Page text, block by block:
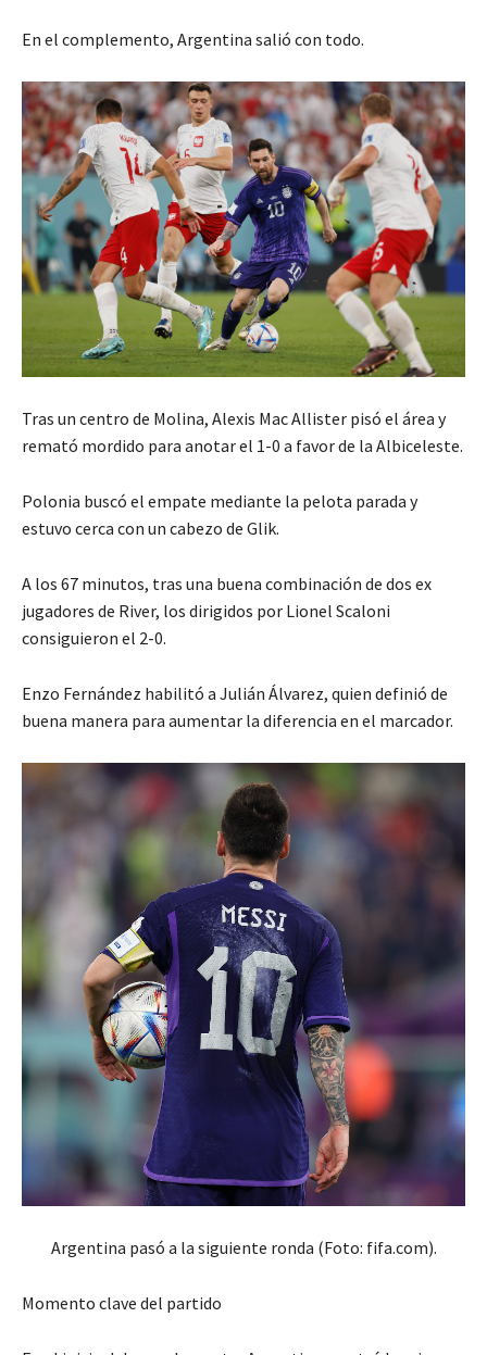
En el complemento, Argentina salió con todo.
Tras un centro de Molina, Alexis Mac Allister pisó el área y
remató mordido para anotar el 1-0 a favor de la Albiceleste.
Polonia buscó el empate mediante la pelota parada y
estuvo cerca con un cabezo de Glik.
A los 67 minutos, tras una buena combinación de dos ex
jugadores de River, los dirigidos por Lionel Scaloni
consiguieron el 2-0.
Enzo Fernández habilitó a Julián Álvarez, quien definió de
buena manera para aumentar la diferencia en el marcador.
Argentina pasó a la siguiente ronda (Foto: fifa.com).
Momento clave del partido